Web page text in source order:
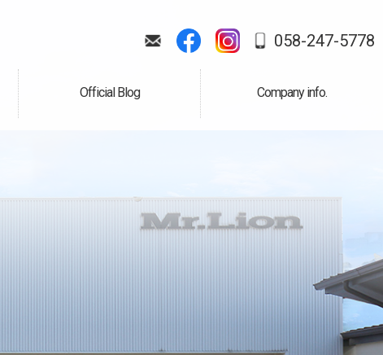
058-247-5778
Official Blog
公式ブログ Company info.
会社案内